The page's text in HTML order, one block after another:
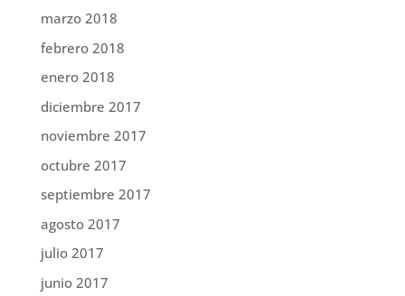
marzo 2018
febrero 2018
enero 2018
diciembre 2017
noviembre 2017
octubre 2017
septiembre 2017
agosto 2017
julio 2017
junio 2017